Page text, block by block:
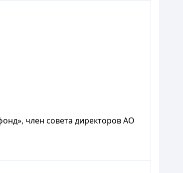
член совета директоров АО